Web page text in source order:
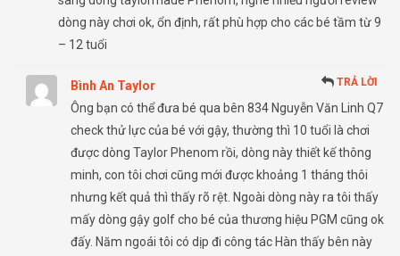
dòng này chơi ok, ổn định, rất phù hợp cho các bé tầm từ 9
– 12 tuổi
Bình An Taylor TRẢ LỜI
Ông bạn có thể đưa bé qua bên 834 Nguyễn Văn Linh Q7
check thử lực của bé với gậy, thường thì 10 tuổi là chơi
được dòng Taylor Phenom rồi, dòng này thiết kế thông
minh, con tôi chơi cũng mới được khoảng 1 tháng thôi
nhưng kết quả thì thấy rõ rệt. Ngoài dòng này ra tôi thấy
mấy dòng gậy golf cho bé của thương hiệu PGM cũng ok
đấy. Năm ngoái tôi có dịp đi công tác Hàn thấy bên này